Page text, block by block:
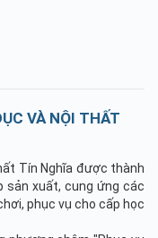
VÀ NỘI THẤT
Tín Nghĩa được thành
sản xuất, cung ứng các
phục vụ cho cấp học